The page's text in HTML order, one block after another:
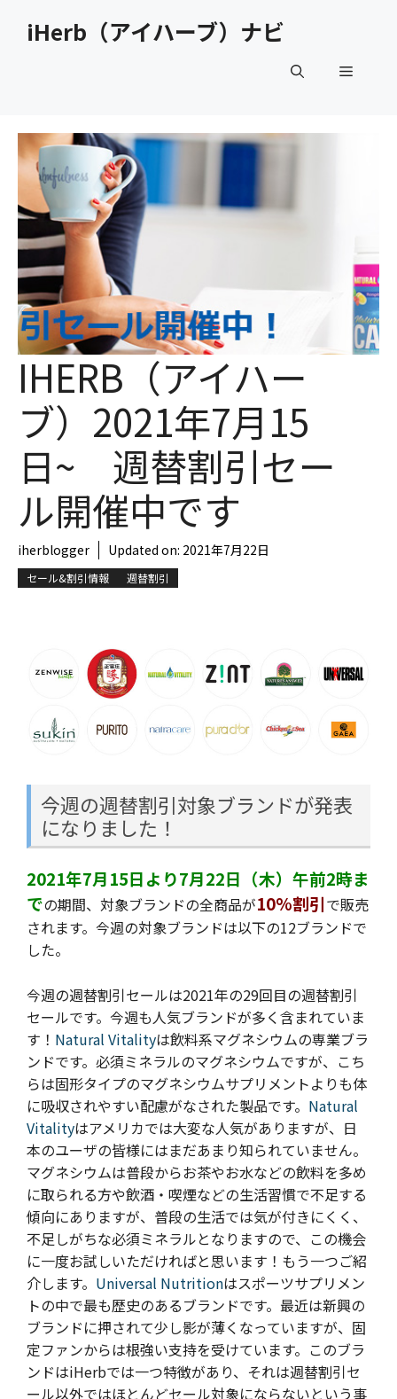
iHerb（アイハーブ）ナビ
メ
IHERB（アイハー
ブ）2021年7月15
日~ 週替割引セー
ル開催中です
iherblogger Updated on: 2021年7月22日
セール&割引情報 週替割引
今週の週替割引対象ブランドが発表
になりました！
2021年7月15日より7月22日（木）午前2時ま
での期間、対象ブランドの全商品が10%割引で販売
されます。今週の対象ブランドは以下の12ブランドで
した。
今週の週替割引セールは2021年の29回目の週替割引
セールです。 今週も人気ブランドが多く含まれていま
す！ Natural Vitalityは飲料系マグネシウムの専業ブラ
ンドです。必須ミネラルのマグネシウムですが、こち
らは固形タイプのマグネシウムサプリメントよりも体
に吸収されやすい配慮がなされた製品です。 Natural
Vitalityはアメリカでは大変な人気がありますが、日
本のユーザの皆様にはまだあまり知られていません。
マグネシウムは普段からお茶やお水などの飲料を多め
に取られる方や飲酒・喫煙などの生活習慣で不足する
傾向にありますが、普段の生活では気が付きにくく、
不足しがちな必須ミネラルとなりますので、この機会
に一度お試しいただければと思います！もう一つご紹
介します。 Universal Nutritionはスポーツサプリメン
トの中で最も歴史のあるブランドです。最近は新興の
ブランドに押されて少し影が薄くなっていますが、固
定ファンからは根強い支持を受けています。このブラ
ンドはiHerbでは一つ特徴があり、それは週替割引セ
ール以外ではほとんどセール対象にならないという事